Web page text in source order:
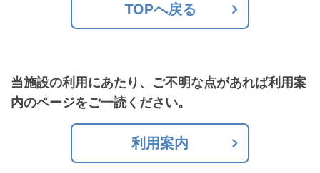
TOPへ戻る
当施設の利用にあたり、ご不明な点があれば利用案
内のページをご一読ください。
利用案内